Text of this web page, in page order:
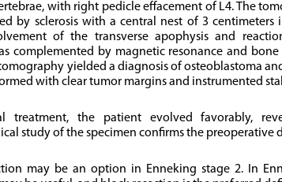
with right pedicle effacement of L4. The
by sclerosis with a central nest of 3
of the transverse apophysis and
complemented by magnetic resonance and
yielded a diagnosis of osteoblastoma
with clear tumor margins and instrumented
treatment, the patient evolved favorably,
study of the specimen confirms the preoperative
may be an option in Enneking stage 2. In